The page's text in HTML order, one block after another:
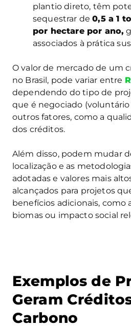
plantio direto, têm
sequestrar de0,5 a 1
por hectare por ano,
associados à prática
O valor de mercado de um
no Brasil, pode variar entre
dependendo do tipo de
que é negociado
outros fatores, como a
dos créditos.
Além disso, podem mudar
localização e as
adotadas​ e valores mais
alcançados para projetos
benefícios adicionais, como
biomas ou impacto social
Exemplos de
Geram
Carbono